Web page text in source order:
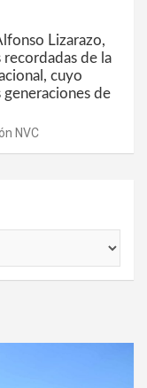
Lizarazo,
recordadas de la
cuyo
generaciones de
NVC